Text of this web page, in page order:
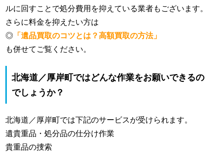
ルに回すことで処分費用を抑えている業者もございます。
さらに料金を抑えたい方は
◎ 「遺品買取のコツとは？高額買取の方法」
も併せてご覧ください。
北海道／厚岸町ではどんな作業をお願いできるの
でしょうか？
北海道／厚岸町では下記のサービスが受けられます。
遺貴重品・処分品の仕分け作業
貴重品の捜索